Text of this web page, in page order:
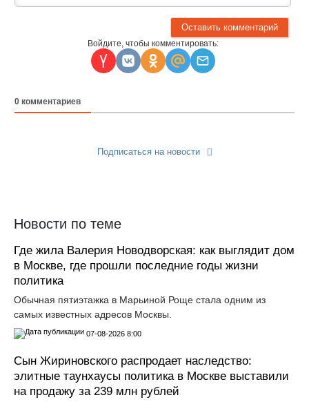
Войдите, чтобы комментировать:
0 комментариев
Подписаться на новости
Новости по теме
Где жила Валерия Новодворская: как выглядит дом
в Москве, где прошли последние годы жизни
политика
Обычная пятиэтажка в Марьиной Роще стала одним из
самых известных адресов Москвы.
07-08-2026 8:00
Сын Жириновского распродает наследство:
элитные таунхаусы политика в Москве выставили
на продажу за 239 млн рублей